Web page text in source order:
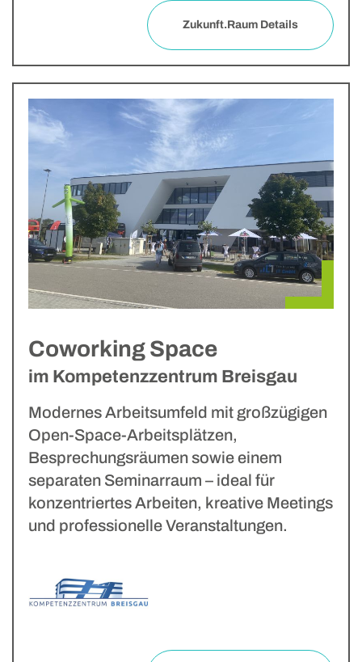
Zukunft.Raum Details
Coworking Space
im Kompetenzzentrum Breisgau
Modernes Arbeitsumfeld mit großzügigen
Open-Space-Arbeitsplätzen,
Besprechungsräumen sowie einem
separaten Seminarraum – ideal für
konzentriertes Arbeiten, kreative Meetings
und professionelle Veranstaltungen.